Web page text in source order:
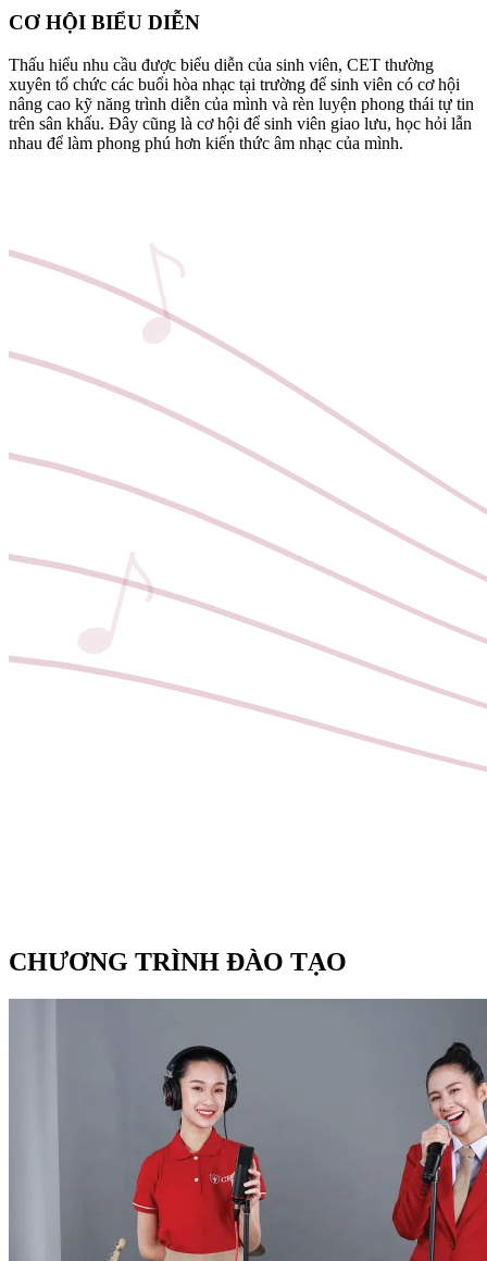
CƠ HỘI BIỂU DIỄN
Thấu hiểu nhu cầu được biểu diễn của sinh viên, CET thường
xuyên tổ chức các buổi hòa nhạc tại trường để sinh viên có cơ hội
nâng cao kỹ năng trình diễn của mình và rèn luyện phong thái tự tin
trên sân khấu. Đây cũng là cơ hội để sinh viên giao lưu, học hỏi lẫn
nhau để làm phong phú hơn kiến thức âm nhạc của mình.
CHƯƠNG TRÌNH ĐÀO TẠO